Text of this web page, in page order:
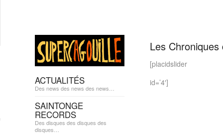
Les
[placidslider
id=’4′]
ACTUALITÉS
Des news des news des news…
SAINTONGE
RECORDS
Des disques des disques des
disques…